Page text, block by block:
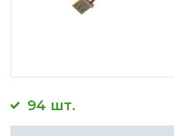
94 шт.